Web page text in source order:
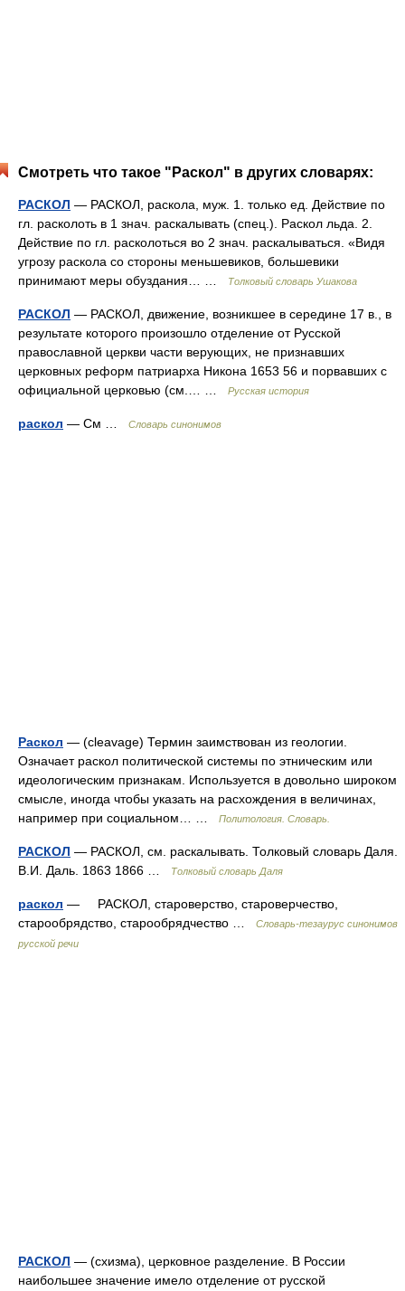
Смотреть что такое "Раскол" в других словарях:
РАСКОЛ — РАСКОЛ, раскола, муж. 1. только ед. Действие по
гл. расколоть в 1 знач. раскалывать (спец.). Раскол льда. 2.
Действие по гл. расколоться во 2 знач. раскалываться. «Видя
угрозу раскола со стороны меньшевиков, большевики
принимают меры обуздания… …
Толковый словарь Ушакова
РАСКОЛ — РАСКОЛ, движение, возникшее в середине 17 в., в
результате которого произошло отделение от Русской
православной церкви части верующих, не признавших
церковных реформ патриарха Никона 1653 56 и порвавших с
официальной церковью (см.… …
Русская история
раскол — См … Словарь синонимов
Раскол — (cleavage) Термин заимствован из геологии.
Означает раскол политической системы по этническим или
идеологическим признакам. Используется в довольно широком
смысле, иногда чтобы указать на расхождения в величинах,
например при социальном… …
Политология. Словарь.
РАСКОЛ — РАСКОЛ, см. раскалывать. Толковый словарь Даля.
В.И. Даль. 1863 1866 …
Толковый словарь Даля
раскол — РАСКОЛ, староверство, староверчество,
старообрядство, старообрядчество …
Словарь-тезаурус синонимов
русской речи
РАСКОЛ — (схизма), церковное разделение. В России
наибольшее значение имело отделение от русской